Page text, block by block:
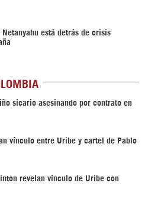
Netanyahu está detrás de crisis
sicario asesinando por contrato en
vínculo entre Uribe y cartel de Pablo
revelan vínculo de Uribe con